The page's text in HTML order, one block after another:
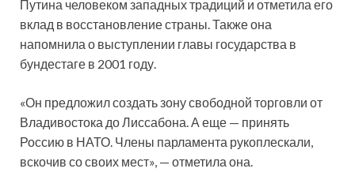
Путина человеком западных традиций и отметила его
вклад в восстановление страны. Также она
напомнила о выступлении главы государства в
бундестаге в 2001 году.
«Он предложил создать зону свободной торговли от
Владивостока до Лиссабона. А еще — принять
Россию в НАТО. Члены парламента рукоплескали,
вскочив со своих мест», — отметила она.